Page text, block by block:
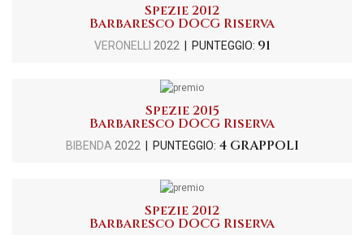
Spezie 2012
Barbaresco DOCG Riserva
VERONELLI 2022 | PUNTEGGIO: 91
Spezie 2015
Barbaresco DOCG Riserva
BIBENDA 2022 | PUNTEGGIO: 4 GRAPPOLI
Spezie 2012
Barbaresco DOCG Riserva